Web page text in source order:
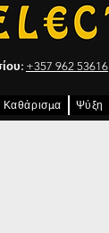
+357 962 53616
Καθάρισμα Ψύξη